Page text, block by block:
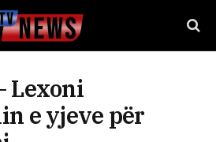
Lexoni
e yjeve për